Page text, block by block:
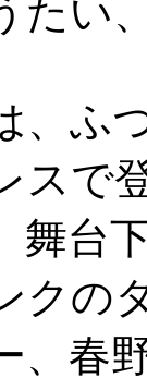
たい
、ふ
スで
舞台
クの
、春